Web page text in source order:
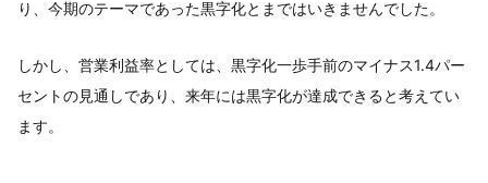
り、今期のテーマであった黒字化とまではいきませんでした。
しかし、営業利益率としては、黒字化一歩手前のマイナス1.4パー
セントの見通しであり、来年には黒字化が達成できると考えてい
ます。